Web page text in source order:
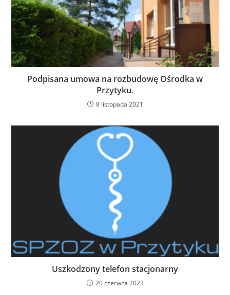
Podpisana umowa na rozbudowę Ośrodka w
Przytyku.
8 listopada 2021
Uszkodzony telefon stacjonarny
20 czerwca 2023